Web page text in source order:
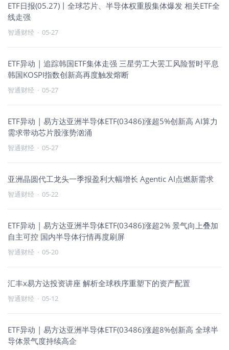
ETF日报(05.27)丨全球芯片、半导体权重股集体爆发 相关ETF全
线走强
智通财经 · 05-27
ETF异动 | 追踪韩国ETF集体走强 三星劳工大罢工风险暂时平息
韩国KOSPI指数创新高再度触发熔断
智通财经 · 05-27
ETF异动 | 易方达亚洲半导体ETF(03486)涨超5%创新高 AI算力
需求带动芯片股涨势汹涌
智通财经 · 05-27
亚洲晶圆代工龙头一季报盈利大幅增长 Agentic AI点燃新需求
智通财经 · 05-22
ETF异动 | 易方达亚洲半导体ETF(03486)涨超2% 景气向上叠加
自主可控 国内半导体行情再度刷屏
智通财经 · 05-20
汇丰x易方达投资讲座 解析全球秩序重塑下的资产配置
智通财经 · 05-12
ETF异动 | 易方达亚洲半导体ETF(03486)涨超8%创新高 全球半
导体景气度持续高企